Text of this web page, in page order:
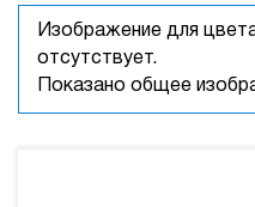
Изображение для
отсутствует.
Показано общее